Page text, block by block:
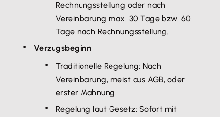
Rechnungsstellung oder nach
Vereinbarung max. 30 Tage bzw. 60
Tage nach Rechnungsstellung.
Verzugsbeginn
Traditionelle Regelung: Nach
Vereinbarung, meist aus AGB, oder
erster Mahnung.
Regelung laut Gesetz: Sofort mit